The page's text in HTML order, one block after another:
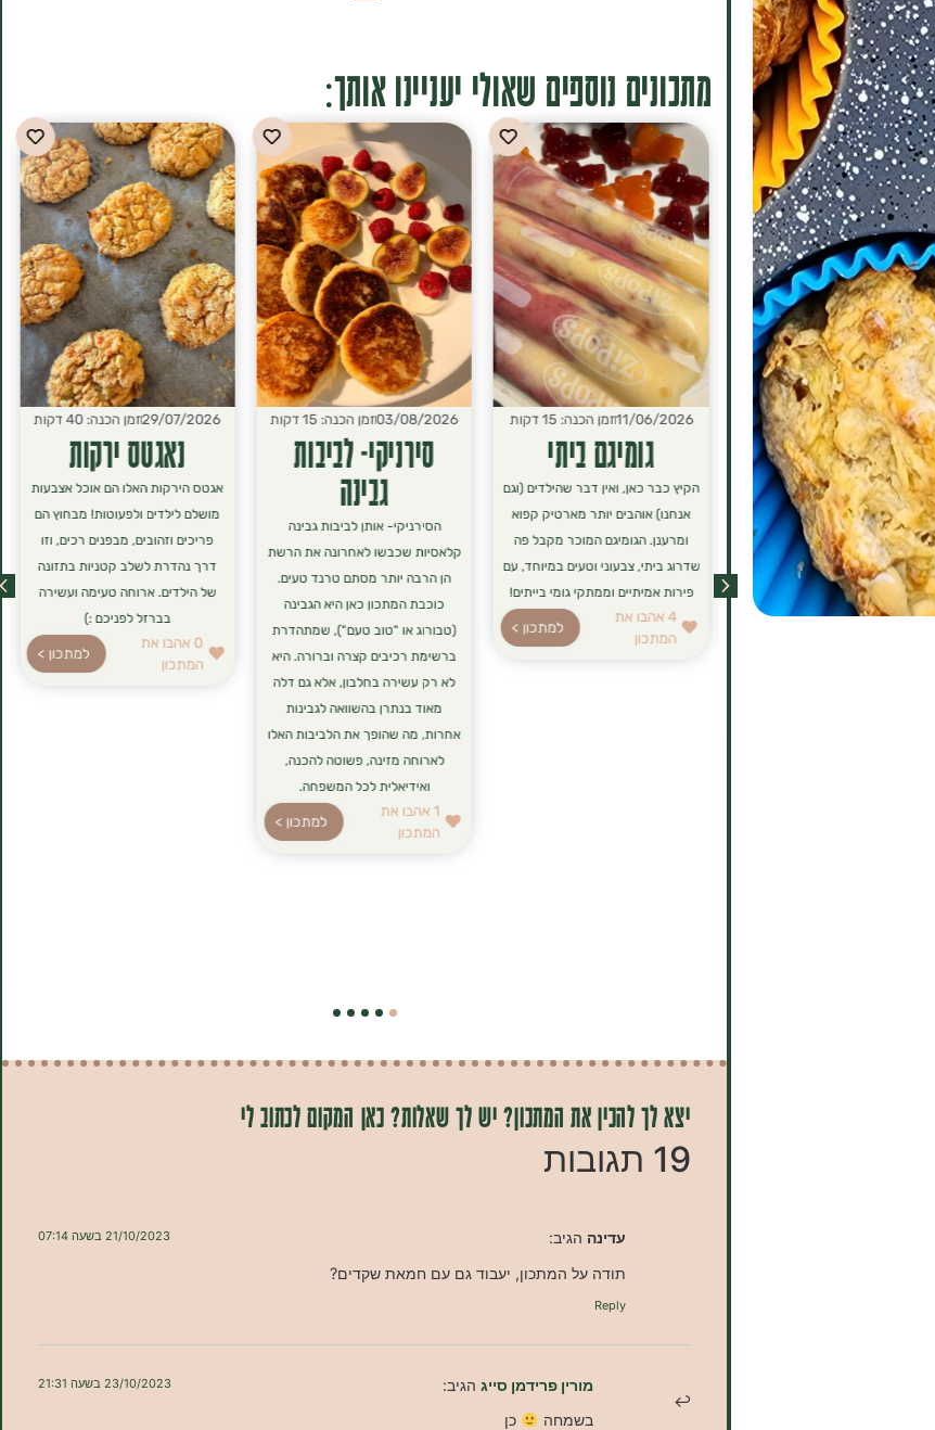
מתכונים נוספים שאולי יעניינו אותך:
15/06/2026 זמן הכנה: 10 דקות
פנקייק "שאריות"
לפעמים נשארות בצלחת שאריות
מארוחת הבוקר או פירות שקצת
עייפים מדי בקערה, ויש כאן הזדמנות
מושלמת ליצור ארוחה חדשה!
הנוסחה הזו היא לא רק דרך חכמה
למנוע זריקת מזון, אלא גם פתרון
11/06/2026זמן הכנה: 15 דקות
גומיגם ביתי
הקיץ כבר כאן, ואין דבר שהילדים (וגם
אנחנו) אוהבים יותר מארטיק קפוא
ומרענן. הגומיגם המוכר מקבל פה
שדרוג ביתי, צבעוני וטעים במיוחד, עם
פירות אמיתיים וממתקי גומי בייתים!
4אהבו את
המתכון
למתכון >
03/08/2026זמן הכנה: 15 דקות
סירניקי- לביבות
גבינה
הסירניקי- אותן לביבות גבינה
קלאסיות שכבשו לאחרונה את הרשת
הן הרבה יותר מסתם טרנד טעים.
כוכבת המתכון כאן היא הגבינה
(טבורוג או "טוב טעם"), שמתהדרת
ברשימת רכיבים קצרה וברורה. היא
לא רק עשירה בחלבון, אלא גם דלה
מאוד בנתרן בהשוואה לגבינות
אחרות, מה שהופך את הלביבות האלו
לארוחה מזינה, פשוטה להכנה,
ואידיאלית לכל המשפחה.
1 אהבו את
המתכון
למתכון >
29/07/2026זמן הכנה: 40 דקות
נאגטס ירקות
אגטס הירקות האלו הם אוכל אצבעות
מושלם לילדים ולפעוטות! מבחוץ הם
פריכים וזהובים, מבפנים רכים, וזו
דרך נהדרת לשלב קטניות בתזונה
של הילדים. ארוחה טעימה ועשירה
בברזל לפניכם :)
0 אהבו את
המתכון
למתכון >
יצא לך להכין את המתכון? יש לך שאלות? כאן המקום לכתוב לי
19 תגובות
עדינה הגיב: 21/10/2023 בשעה 07:14
תודה על המתכון, יעבוד גם עם חמאת שקדים?
Reply
מורין פרידמן סייג הגיב: 23/10/2023 בשעה 21:31
בשמחה כן